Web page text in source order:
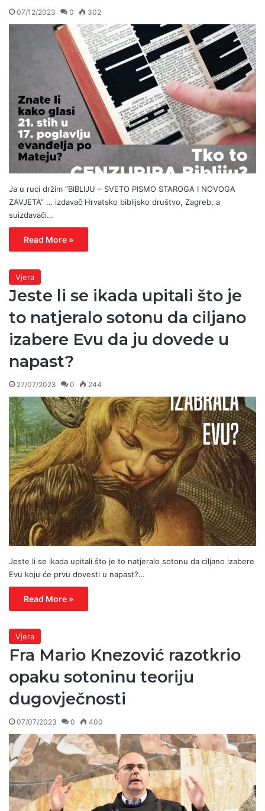
07/12/2023 0 302
Ja u ruci držim “BIBLIJU – SVETO PISMO STAROGA I NOVOGA
ZAVJETA” … izdavač Hrvatsko biblijsko društvo, Zagreb, a
suizdavači…
Read More »
Vjera
Jeste li se ikada upitali što je
to natjeralo sotonu da ciljano
izabere Evu da ju dovede u
napast?
27/07/2023 0 244
Jeste li se ikada upitali što je to natjeralo sotonu da ciljano izabere
Evu koju će prvu dovesti u napast?…
Read More »
Vjera
Fra Mario Knezović razotkrio
opaku sotoninu teoriju
dugovječnosti
07/07/2023 0 400